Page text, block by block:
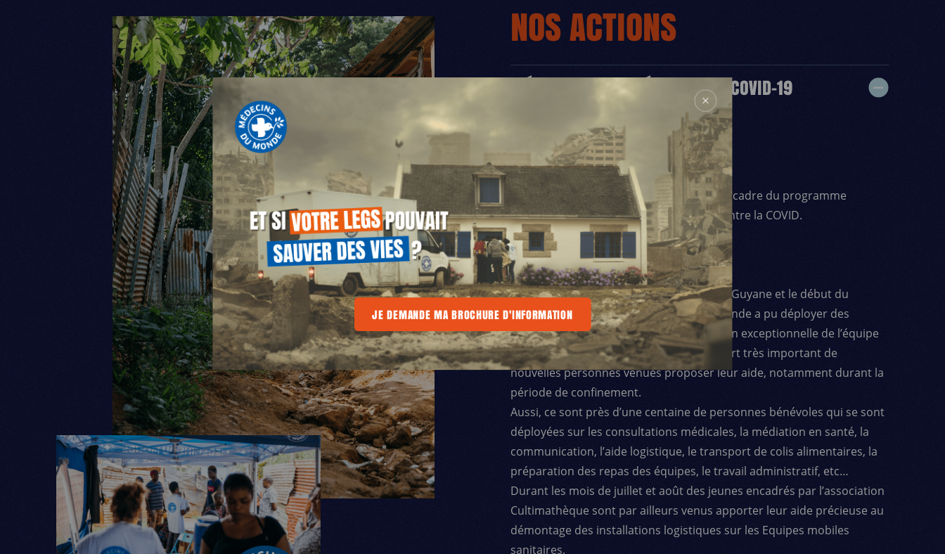
MDM
SUR LE TERRAIN
ACTUALITÉS
NOUS SOUTENIR
NOUS REJOINDRE
RESSOURCES
NOS ACTIONS
MÉDIATION EN SANTÉ – URGENCE COVID-19
Ce projet est financé par le FEDER dans le cadre du programme
2014/2020 et de l’action de prévention contre la COVID.
Retour sur une expérience intense !
Dès l’arrivée de l’épidémie de covid-19 en Guyane et le début du
confinement, l’équipe de Médecins du Monde a pu déployer des
réponses d’urgence grâce à la mobilisation exceptionnelle de l’équipe
bénévole existante, appuyée par un renfort très important de
nouvelles personnes venues proposer leur aide, notamment durant la
période de confinement.
Aussi, ce sont près d’une centaine de personnes bénévoles qui se sont
déployées sur les consultations médicales, la médiation en santé, la
communication, l’aide logistique, le transport de colis alimentaires, la
préparation des repas des équipes, le travail administratif, etc…
Durant les mois de juillet et août des jeunes encadrés par l’association
Cultimathèque sont par ailleurs venus apporter leur aide précieuse au
démontage des installations logistiques sur les Equipes mobiles
sanitaires.
JE DEMANDE MA BROCHURE D'INFORMATION JE DEMANDE MA BROCHURE D'INFORMATION JE DEMANDE MA BROCHURE D'INFORMATION
JE DEMANDE MA BROCHURE D'INFORMATION